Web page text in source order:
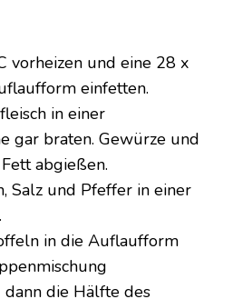
vorheizen und eine 28 x
einfetten.
in einer
gar braten. Gewürze und
abgießen.
Salz und Pfeffer in einer
in die Auflaufform
die Hälfte des